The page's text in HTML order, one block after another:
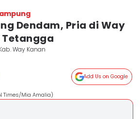
Dendam, Pria di Way
Tetangga
Way Kanan
Add Us on Google
Times/Mia Amalia)